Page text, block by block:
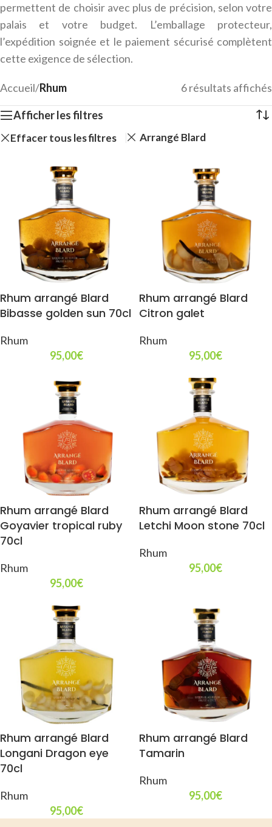
permettent de choisir avec plus de précision, selon votre
palais et votre budget. L’emballage protecteur,
l’expédition soignée et le paiement sécurisé complètent
cette exigence de sélection.
Accueil/Rhum 6 résultats affichés
Afficher les filtres
Effacer tous les filtres Arrangé Blard
Rhum arrangé Blard
Bibasse golden sun 70cl
Rhum
95,00€
Rhum arrangé Blard
Citron galet
Rhum
95,00€
Rhum arrangé Blard
Goyavier tropical ruby
70cl
Rhum
95,00€
Rhum arrangé Blard
Letchi Moon stone 70cl
Rhum
95,00€
Rhum arrangé Blard
Longani Dragon eye
70cl
Rhum
95,00€
Rhum arrangé Blard
Tamarin
Rhum
95,00€